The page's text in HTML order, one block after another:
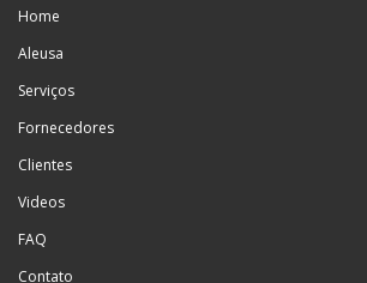
Home
Aleusa
Serviços
Fornecedores
Clientes
Videos
FAQ
Contato